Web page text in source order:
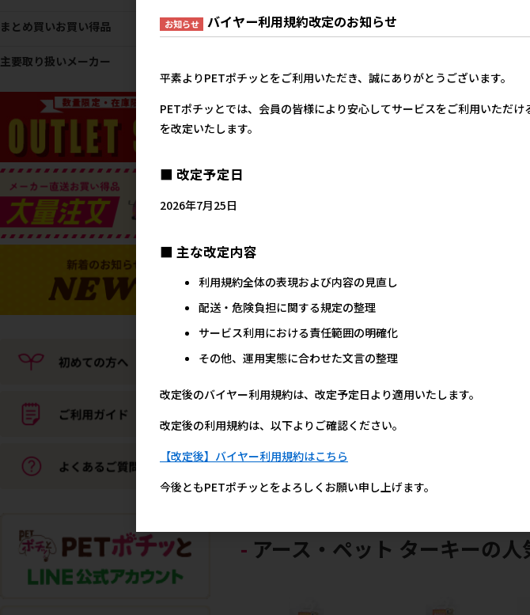
所]エレガントリード #10 レ
メーカー希望小売価格
所]シェブロンリード #15 レ
アース・ペット ターキーの人
まとめ買いお買い得品
主要取り扱いメーカー
お知らせ バイヤー利用規約改定のお知らせ
平素よりPETポチッとをご利用いただき、誠にありがとうございます。
PETポチッとでは、会員の皆様により安心してサービスをご利用いただ
を改定いたします。
■ 改定予定日
2026年7月25日
■ 主な改定内容
利用規約全体の表現および内容の見直し
配送・危険負担に関する規定の整理
サービス利用における責任範囲の明確化
その他、運用実態に合わせた文言の整理
改定後のバイヤー利用規約は、改定予定日より適用いたします。
改定後の利用規約は、以下よりご確認ください。
【改定後】バイヤー利用規約はこちら
今後ともPETポチッとをよろしくお願い申し上げます。